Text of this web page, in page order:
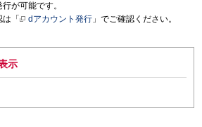
が可能です。
「
dアカウント発行 」でご確認ください。
示